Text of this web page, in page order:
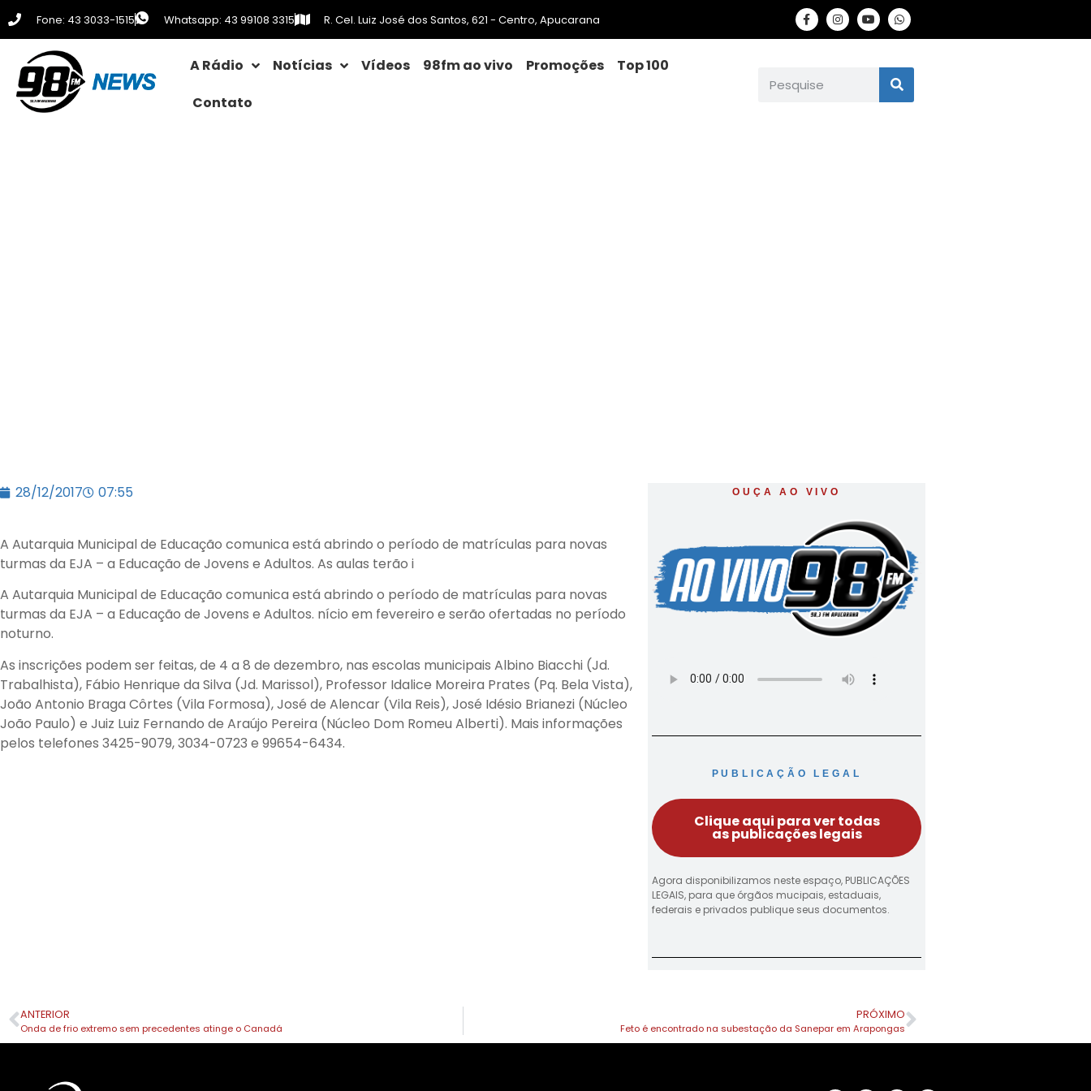
Fone: 43 3033-1515 Whatsapp: 43 99108 3315 R. Cel. Luiz José dos Santos, 621 - Centro, Apucarana
A Rádio Notícias Vídeos 98fm ao vivo Promoções
Top 100
Contato
28/12/2017 07:55
A Autarquia Municipal de Educação comunica está abrindo o período de matrículas para novas
turmas da EJA – a Educação de Jovens e Adultos. As aulas terão i
A Autarquia Municipal de Educação comunica está abrindo o período de matrículas para novas
turmas da EJA – a Educação de Jovens e Adultos. nício em fevereiro e serão ofertadas no período
noturno.
As inscrições podem ser feitas, de 4 a 8 de dezembro, nas escolas municipais Albino Biacchi (Jd.
Trabalhista), Fábio Henrique da Silva (Jd. Marissol), Professor Idalice Moreira Prates (Pq. Bela Vista),
João Antonio Braga Côrtes (Vila Formosa), José de Alencar (Vila Reis), José Idésio Brianezi (Núcleo
João Paulo) e Juiz Luiz Fernando de Araújo Pereira (Núcleo Dom Romeu Alberti). Mais informações
pelos telefones 3425-9079, 3034-0723 e 99654-6434.
OUÇA AO VIVO
PUBLICAÇÃO LEGAL
Clique aqui para ver todas
as publicações legais
Agora disponibilizamos neste espaço, PUBLICAÇÕES
LEGAIS, para que órgãos mucipais, estaduais,
federais e privados publique seus documentos.
ANTERIOR
Onda de frio extremo sem precedentes atinge o Canadá
PRÓXIMO
Feto é encontrado na subestação da Sanepar em Arapongas